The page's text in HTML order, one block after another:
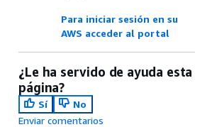
Para iniciar sesión en su
AWS acceder al portal
¿Le ha servido de ayuda esta
página?
Sí
No
Enviar comentarios